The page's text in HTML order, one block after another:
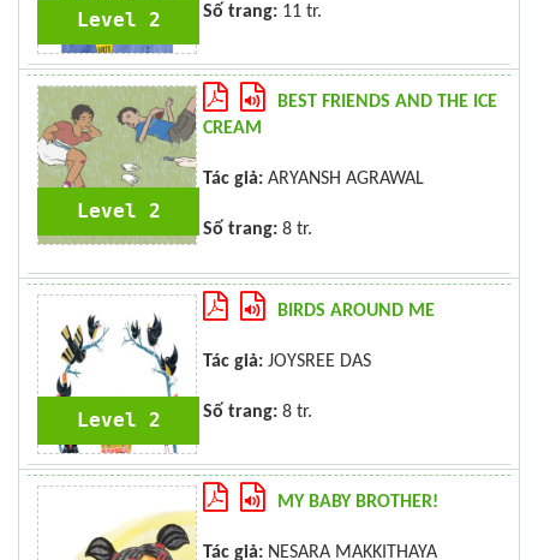
Level 2 Số trang: 11 tr.
Level 2
BEST FRIENDS AND THE ICE
CREAM
Tác giả: ARYANSH AGRAWAL
Số trang: 8 tr.
Level 2
BIRDS AROUND ME
Tác giả: JOYSREE DAS
Số trang: 8 tr.
MY BABY BROTHER!
Tác giả: NESARA MAKKITHAYA